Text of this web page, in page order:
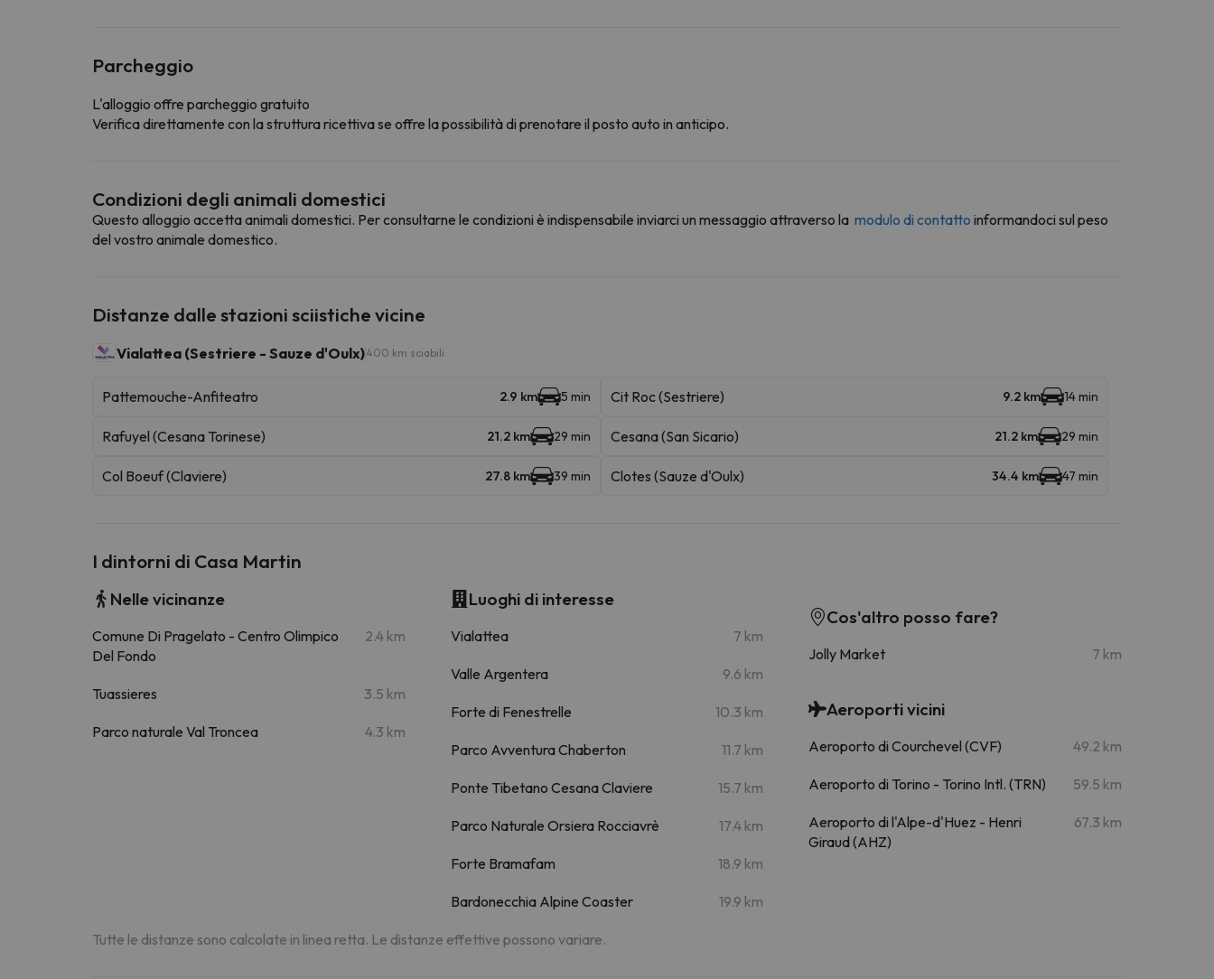
Parcheggio
L'alloggio offre parcheggio gratuito
Verifica direttamente con la struttura ricettiva se offre la possibilità di prenotare il posto auto in anticipo.
Condizioni degli animali domestici
Questo alloggio accetta animali domestici. Per consultarne le condizioni è indispensabile inviarci un messaggio attraverso la modulo di contatto informandoci sul peso
del vostro animale domestico.
Distanze dalle stazioni sciistiche vicine
Vialattea (Sestriere - Sauze d'Oulx)400 km sciabili
Pattemouche-Anfiteatro 2.9 km 5 min Cit Roc (Sestriere) 9.2 km 14 min
Rafuyel (Cesana Torinese) 21.2 km 29 min Cesana (San Sicario) 21.2 km 29 min
Col Boeuf (Claviere) 27.8 km 39 min Clotes (Sauze d'Oulx) 34.4 km 47 min
I dintorni di Casa Martin
Nelle vicinanze
Comune Di Pragelato - Centro Olimpico
Del Fondo
2.4 km
Tuassieres 3.5 km
Parco naturale Val Troncea 4.3 km
Luoghi di interesse
Vialattea 7 km
Valle Argentera 9.6 km
Forte di Fenestrelle 10.3 km
Parco Avventura Chaberton 11.7 km
Ponte Tibetano Cesana Claviere 15.7 km
Parco Naturale Orsiera Rocciavrè 17.4 km
Forte Bramafam 18.9 km
Bardonecchia Alpine Coaster 19.9 km
Cos'altro posso fare?
Jolly Market 7 km
Aeroporti vicini
Aeroporto di Courchevel (CVF) 49.2 km
Aeroporto di Torino - Torino Intl. (TRN) 59.5 km
Aeroporto di l'Alpe-d'Huez - Henri
Giraud (AHZ)
67.3 km
Tutte le distanze sono calcolate in linea retta. Le distanze effettive possono variare.